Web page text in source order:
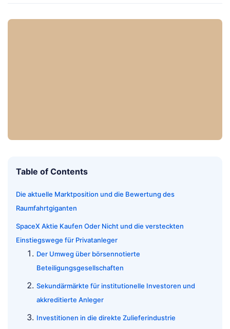
Table of Contents
Die aktuelle Marktposition und die Bewertung des
Raumfahrtgiganten
SpaceX Aktie Kaufen Oder Nicht und die versteckten
Einstiegswege für Privatanleger
Der Umweg über börsennotierte
Beteiligungsgesellschaften
Sekundärmärkte für institutionelle Investoren und
akkreditierte Anleger
Investitionen in die direkte Zulieferindustrie